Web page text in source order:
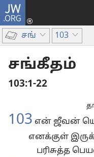
JW.ORG
சங் 103
சங்கீதம்
103:1-22
103 என் ஜீவன்
எனக்குள்
பரிசுத்த